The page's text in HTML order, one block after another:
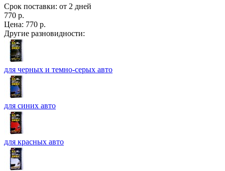
Срок поставки: от 2 дней
770 р.
Цена: 770 р.
Другие разновидности:
для черных и темно-серых авто
для синих авто
для красных авто